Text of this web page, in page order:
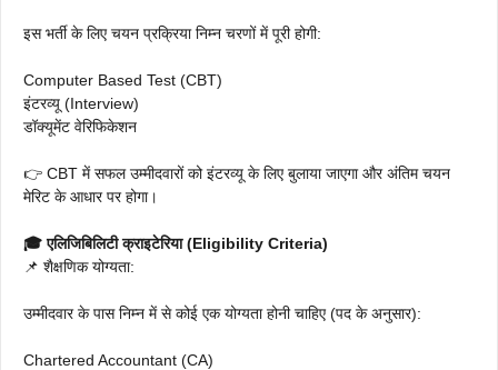
इस भर्ती के लिए चयन प्रक्रिया निम्न चरणों में पूरी होगी:
Computer Based Test (CBT)
इंटरव्यू (Interview)
डॉक्यूमेंट वेरिफिकेशन
👉 CBT में सफल उम्मीदवारों को इंटरव्यू के लिए बुलाया जाएगा और अंतिम चयन
मेरिट के आधार पर होगा।
🎓 एलिजिबिलिटी क्राइटेरिया (Eligibility Criteria)
📌 शैक्षणिक योग्यता:
उम्मीदवार के पास निम्न में से कोई एक योग्यता होनी चाहिए (पद के अनुसार):
Chartered Accountant (CA)